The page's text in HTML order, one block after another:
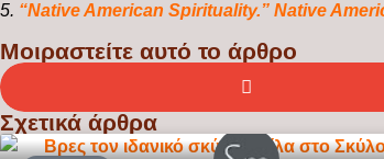
5. “Native American Spirituality.” Native
Μοιραστείτε αυτό το άρθρο
Σχετικά άρθρα